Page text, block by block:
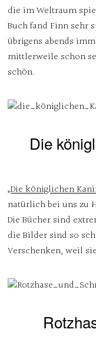
die im Weltraum
Buch fand Finn sehr
übrigens abends
mittlerweile schon
schön.
Die
„Die königlichen
natürlich bei uns zu
Die Bücher sind
die Bilder sind so
Verschenken, weil